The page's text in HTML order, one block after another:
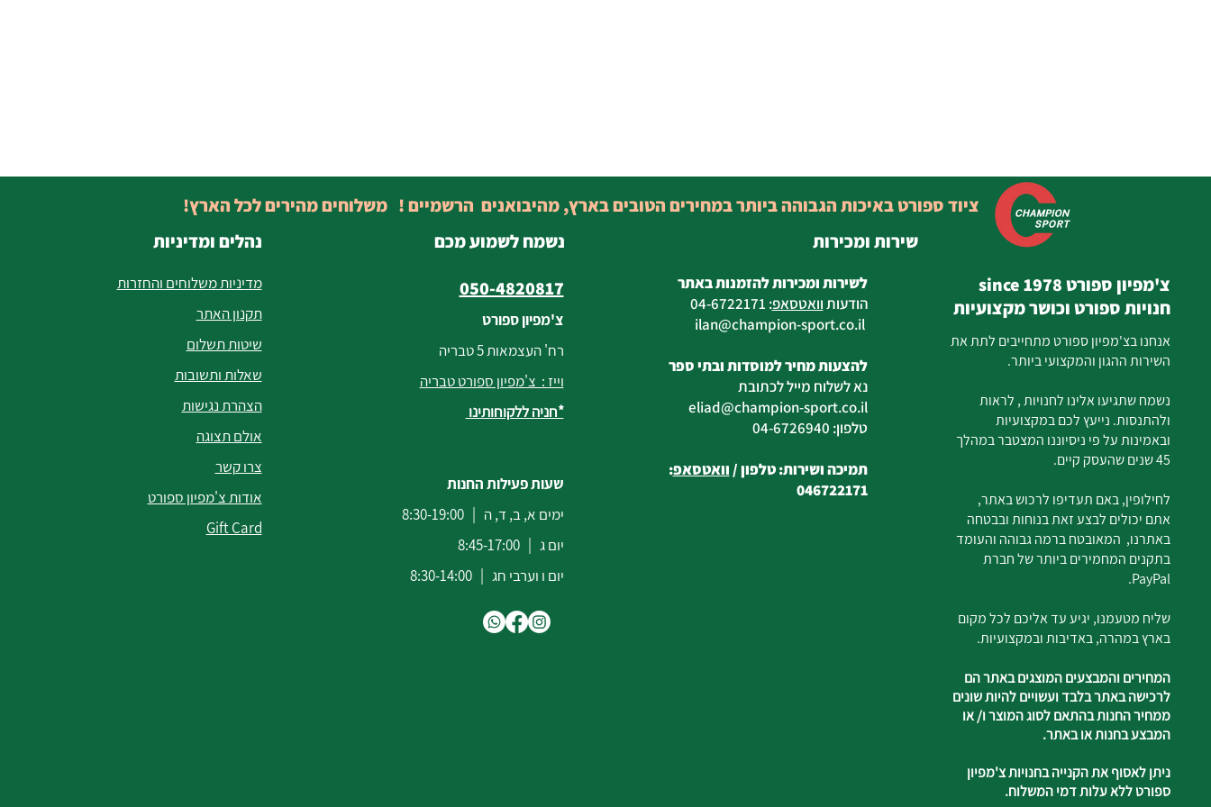
נהלים ומדיניות
מדיניות משלוחים והחזרות
תקנון האתר
שיטות תשלום
שאלות ותשובות
הצהרת נגישות
אולם תצוגה
צרו קשר
אודות צ'מפיון ספורט
Gift Card
נשמח לשמוע מכם
050-4820817
צ'מפיון ספורט
רח' העצמאות 5 טבריה
וייז : צ'מפיון ספורט טבריה
*חניה ללקוחותינו
שעות פעילות החנות
ימים א, ב, ד, ה | 8:30-19:00
יום ג | 8:45-17:00
יום ו וערבי חג | 8:30-14:00
לשירות ומכירות להזמנות באתר
הודעותוואטסאפ:
04-6722171
ilan
@champion-sport.co.il
להצעות מחיר למוסדות ובתי ספר
נא לשלוח מייל לכתובת
eliad@champion-sport.co.il
טלפון: 04-6726940
תמיכה ושירות: טלפון /וואטסאפ:
046722171
צ'מפיון ספורט since 1978
חנויות ספורט וכושר מקצועיות
אנחנו בצ'מפיון ספורט מתחייבים לתת את
השירות ההגון והמקצועי ביותר.
נשמח שתגיעו אלינו לחנויות , לראות
ולהתנסות. נייעץ לכם במקצועיות
ובאמינות על פי ניסיוננו המצטבר במהלך
45 שנים שהעסק קיים.
לחילופין, באם תעדיפו לרכוש באתר,
אתם יכולים לבצע זאת בנוחות ובבטחה
באתרנו, המאובטח ברמה גבוהה והעומד
בתקנים המחמירים ביותר של חברת
PayPal.
שליח מטעמנו, יגיע עד אליכם לכל מקום
בארץ במהרה, באדיבות ובמקצועיות.
המחירים והמבצעים המוצגים באתר הם
לרכישה באתר בלבד ועשויים להיות שונים
ממחיר החנות בהתאם לסוג המוצר ו/ או
המבצע בחנות או באתר.
ניתן לאסוף את הקנייה בחנויות צ'מפיון
ספורט ללא עלות דמי המשלוח.
שירות ומכירות
ציוד ספורט באיכות הגבוהה ביותר במחירים הטובים בארץ, מהיבואנים הרשמיים ! משלוחים מהירים לכל הארץ!